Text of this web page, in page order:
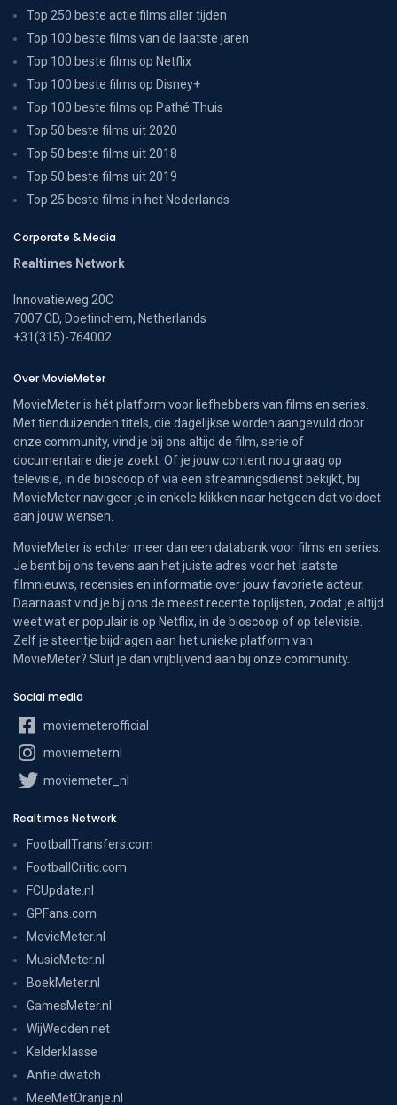
Top 250 beste actie films aller tijden
Top 100 beste films van de laatste jaren
Top 100 beste films op Netflix
Top 100 beste films op Disney+
Top 100 beste films op Pathé Thuis
Top 50 beste films uit 2020
Top 50 beste films uit 2018
Top 50 beste films uit 2019
Top 25 beste films in het Nederlands
Corporate & Media
Realtimes Network
Innovatieweg 20C
7007 CD, Doetinchem, Netherlands
+31(315)-764002
Over MovieMeter
MovieMeter is hét platform voor liefhebbers van films en series.
Met tienduizenden titels, die dagelijkse worden aangevuld door
onze community, vind je bij ons altijd de film, serie of
documentaire die je zoekt. Of je jouw content nou graag op
televisie, in de bioscoop of via een streamingsdienst bekijkt, bij
MovieMeter navigeer je in enkele klikken naar hetgeen dat voldoet
aan jouw wensen.
MovieMeter is echter meer dan een databank voor films en series.
Je bent bij ons tevens aan het juiste adres voor het laatste
filmnieuws, recensies en informatie over jouw favoriete acteur.
Daarnaast vind je bij ons de meest recente toplijsten, zodat je altijd
weet wat er populair is op Netflix, in de bioscoop of op televisie.
Zelf je steentje bijdragen aan het unieke platform van
MovieMeter? Sluit je dan vrijblijvend aan bij onze community.
Social media
moviemeterofficial
moviemeternl
moviemeter_nl
Realtimes Network
FootballTransfers.com
FootballCritic.com
FCUpdate.nl
GPFans.com
MovieMeter.nl
MusicMeter.nl
BoekMeter.nl
GamesMeter.nl
WijWedden.net
Kelderklasse
Anfieldwatch
MeeMetOranje.nl